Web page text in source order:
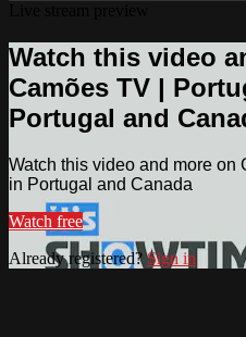
Watch this video
Camões TV |
Portugal and
Watch this video and more on
in Portugal and Canada
Watch free
Already registered?Sign in